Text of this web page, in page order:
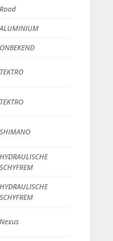
Rood
ONBEKEND
TEKTRO
TEKTRO
SHIMANO
HYDRAULISCHE
SCHYFREM
HYDRAULISCHE
SCHYFREM
Nexus